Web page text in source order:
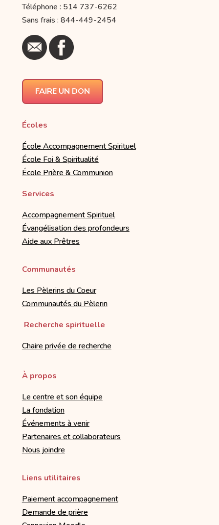
Téléphone : 514 737-6262
Sans frais : 844-449-2454
FAIRE UN DON
Écoles
École Accompagnement Spirituel
École Foi & Spiritualité
École Prière & Communion
Services
Accompagnement Spirituel
Évangélisation des profondeurs
Aide aux Prêtres
Communautés
Les Pèlerins du Coeur
Communautés du Pèlerin
Recherche spirituelle
Chaire privée de recherche
À propos
Le centre et son équipe
La fondation
Événements à venir
Partenaires et collaborateurs
Nous joindre
Liens utilitaires
Paiement accompagnement
Demande de prière